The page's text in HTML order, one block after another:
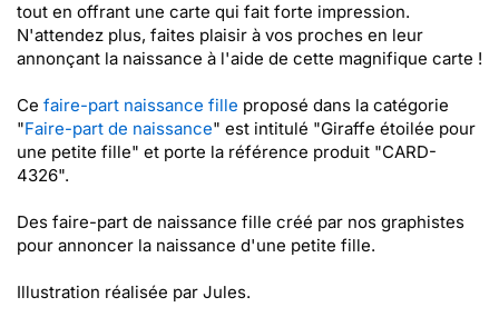
tout en offrant une carte qui fait forte impression.
N'attendez plus, faites plaisir à vos proches en leur
annonçant la naissance à l'aide de cette magnifique carte !
Ce faire-part naissance fille proposé dans la catégorie
"Faire-part de naissance" est intitulé "Giraffe étoilée pour
une petite fille" et porte la référence produit "CARD-
4326".
Des faire-part de naissance fille créé par nos graphistes
pour annoncer la naissance d'une petite fille.
Illustration réalisée par Jules.